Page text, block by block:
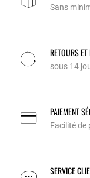
Sans
RETOURS ET
sous 14
PAIEMENT
Facilité de
SERVICE